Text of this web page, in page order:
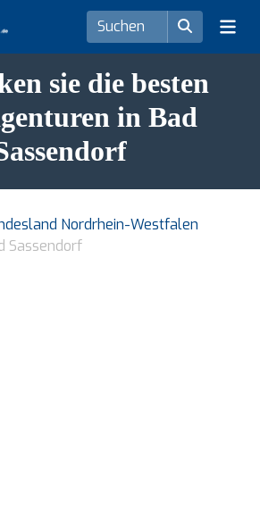
sie die besten
in Bad
Nordrhein-Westfalen
Sassendorf